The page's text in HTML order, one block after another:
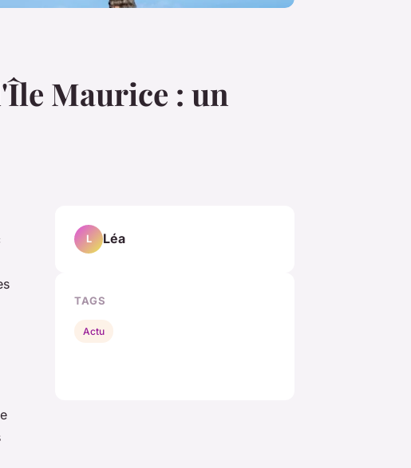
Maurice : un
L Léa
TAGS
Actu